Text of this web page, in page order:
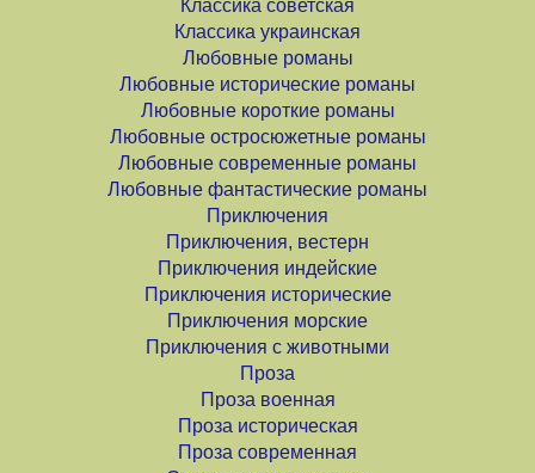
Классика советская
Классика украинская
Любовные романы
Любовные исторические романы
Любовные короткие романы
Любовные остросюжетные романы
Любовные современные романы
Любовные фантастические романы
Приключения
Приключения, вестерн
Приключения индейские
Приключения исторические
Приключения морские
Приключения с животными
Проза
Проза военная
Проза историческая
Проза современная